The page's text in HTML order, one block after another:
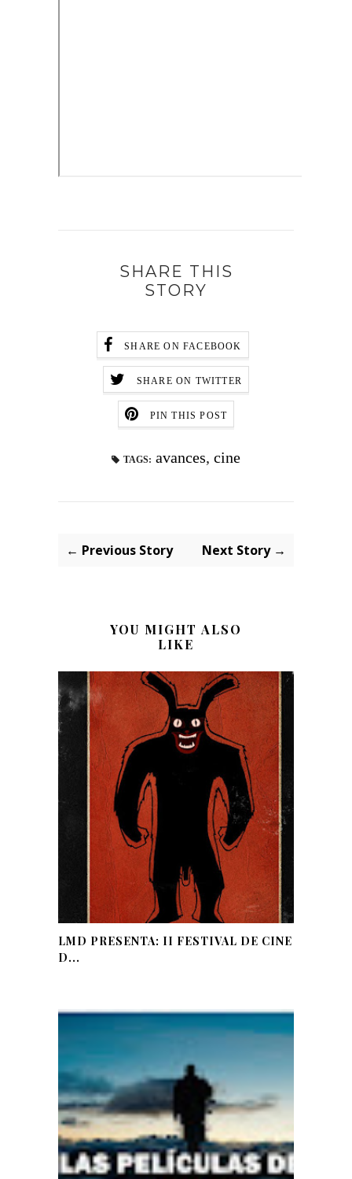
SHARE THIS
STORY
SHARE ON FACEBOOK
SHARE ON TWITTER
PIN THIS POST
TAGS: avances, cine
← Previous Story Next Story →
YOU MIGHT ALSO
LIKE
LMD PRESENTA: II FESTIVAL DE CINE
D...